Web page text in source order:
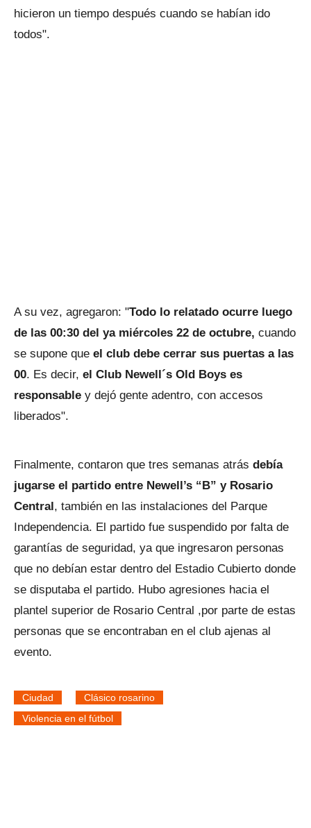
hicieron un tiempo después cuando se habían ido
todos".
A su vez, agregaron: "Todo lo relatado ocurre luego
de las 00:30 del ya miércoles 22 de octubre, cuando
se supone que el club debe cerrar sus puertas a las
00. Es decir, el Club Newell´s Old Boys es
responsable y dejó gente adentro, con accesos
liberados".
Finalmente, contaron que tres semanas atrás debía
jugarse el partido entre Newell’s “B” y Rosario
Central, también en las instalaciones del Parque
Independencia. El partido fue suspendido por falta de
garantías de seguridad, ya que ingresaron personas
que no debían estar dentro del Estadio Cubierto donde
se disputaba el partido. Hubo agresiones hacia el
plantel superior de Rosario Central ,por parte de estas
personas que se encontraban en el club ajenas al
evento.
Ciudad
Clásico rosarino
Violencia en el fútbol